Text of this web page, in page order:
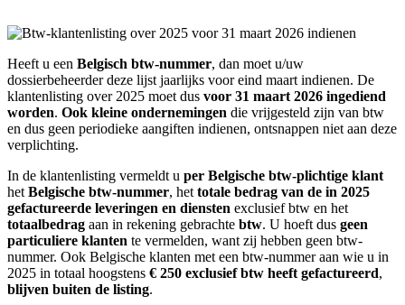
Heeft u een Belgisch btw-nummer, dan moet u/uw
dossierbeheerder deze lijst jaarlijks voor eind maart indienen. De
klantenlisting over 2025 moet dus voor 31 maart 2026 ingediend
worden. Ook kleine ondernemingen die vrijgesteld zijn van btw
en dus geen periodieke aangiften indienen, ontsnappen niet aan deze
verplichting.
In de klantenlisting vermeldt u per Belgische btw‑plichtige klant
het Belgische btw‑nummer, het totale bedrag van de in 2025
gefactureerde leveringen en diensten exclusief btw en het
totaalbedrag aan in rekening gebrachte btw. U hoeft dus geen
particuliere klanten te vermelden, want zij hebben geen btw-
nummer. Ook Belgische klanten met een btw‑nummer aan wie u in
2025 in totaal hoogstens € 250 exclusief btw heeft gefactureerd,
blijven buiten de listing.